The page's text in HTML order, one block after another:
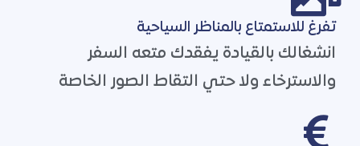
تفرغ للاستمتاع بالمناظر السياحية
انشغالك بالقيادة يفقدك متعه السفر
والاسترخاء ولا حتي التقاط الصور الخاصة